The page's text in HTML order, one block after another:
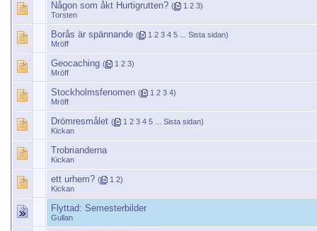
Någon som åkt Hurtigrutten? ( 1 2 3)
Torsten
Borås är spännande ( 1 2 3 4 5 Sista sidan)
Mröff
Geocaching ( 1 2 3)
Mröff
Stockholmsfenomen ( 1 2 3 4)
Mröff
Drömresmålet ( 1 2 3 4 5 Sista sidan)
Kickan
Trobrianderna
Kickan
ett urhem? ( 1 2)
Kickan
Flyttad: Semesterbilder
Gullan